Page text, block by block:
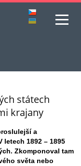
státech
krajany
a
letech 1892 – 1895
Zkomponoval tam
světa nebo